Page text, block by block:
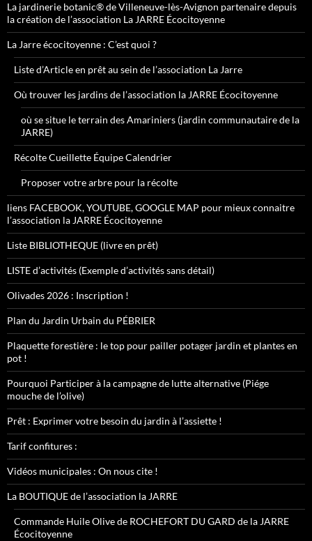
La jardinerie botanic® de Villeneuve-lès-Avignon partenaire depuis
la création de l’association La JARRE Écocitoyenne
La Jarre écocitoyenne : C’est quoi ?
Liste d’Article en prêt au sein de l’association La Jarre
Où trouver les jardins de l’association la JARRE Écocitoyenne
où se situe le terrain des Amariniers (jardin communautaire de la
JARRE)
Récolte Cueillette Équipe Calendrier
Proposer votre arbre pour la récolte
liens FACEBOOK, YOUTUBE, GOOGLE MAP pour mieux connaitre
l’association la JARRE Écocitoyenne
Liste BIBLIOTHEQUE (livre en prêt)
LISTE d’activités (Exemple d’activités sans détail)
Olivades 2026 : Inscription !
Plan du Jardin Urbain du PÉBRIER
Plaquette forestière : le top pour pailler potager jardin et plantes en
pot !
Pourquoi Participer à la campagne de lutte alternative (Piége
mouche de l’olive)
Prêt : Exprimer votre besoin du jardin à l’assiette !
Tarif confitures :
Vidéos municipales : On nous cite !
La BOUTIQUE de l’association la JARRE
Commande Huile Olive de ROCHEFORT DU GARD de la JARRE
Écocitoyenne